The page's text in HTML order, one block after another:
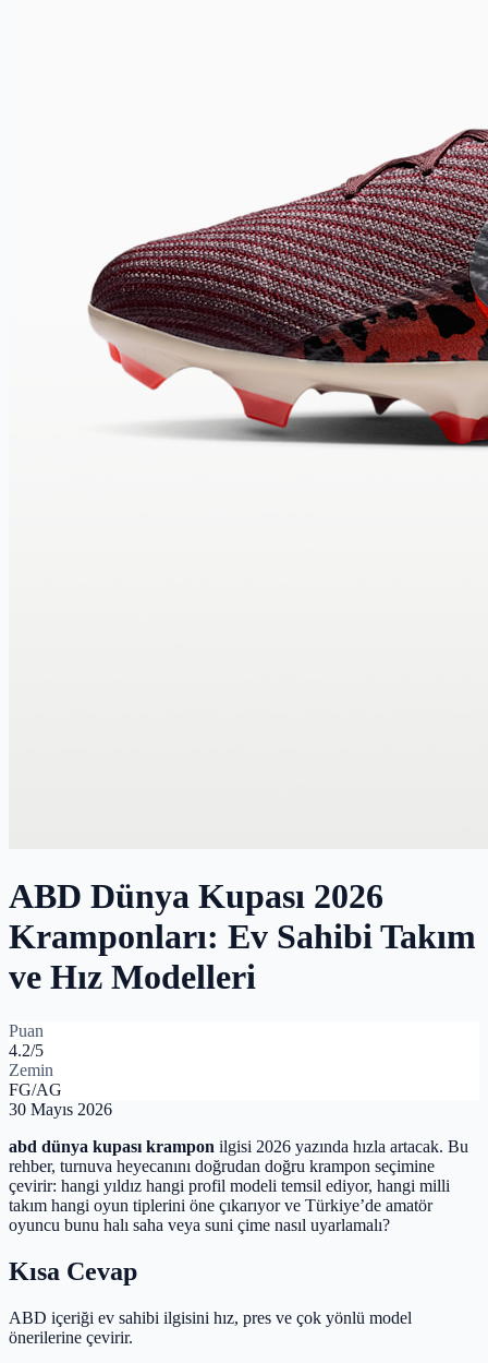
ABD Dünya Kupası 2026
Kramponları: Ev Sahibi Takım
ve Hız Modelleri
Puan
4.2/5
Zemin
FG/AG
30 Mayıs 2026
abd dünya kupası krampon ilgisi 2026 yazında hızla artacak. Bu
rehber, turnuva heyecanını doğrudan doğru krampon seçimine
çevirir: hangi yıldız hangi profil modeli temsil ediyor, hangi milli
takım hangi oyun tiplerini öne çıkarıyor ve Türkiye’de amatör
oyuncu bunu halı saha veya suni çime nasıl uyarlamalı?
Kısa Cevap
ABD içeriği ev sahibi ilgisini hız, pres ve çok yönlü model
önerilerine çevirir.